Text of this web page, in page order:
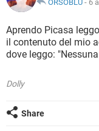
HARDWARE
TIKTOK
HARDWARE
iOS
INSTAGRAM
TIKTOK
INTRATTENIMENTO
iOS
INSTAGRAM
COVID-19
INTRATTENIMENTO
INSTAGRAM
TIKTOK
ORSOBLU - 6
Aprendo Picasa
il contenuto del mio
dove leggo:
Dolly
Share